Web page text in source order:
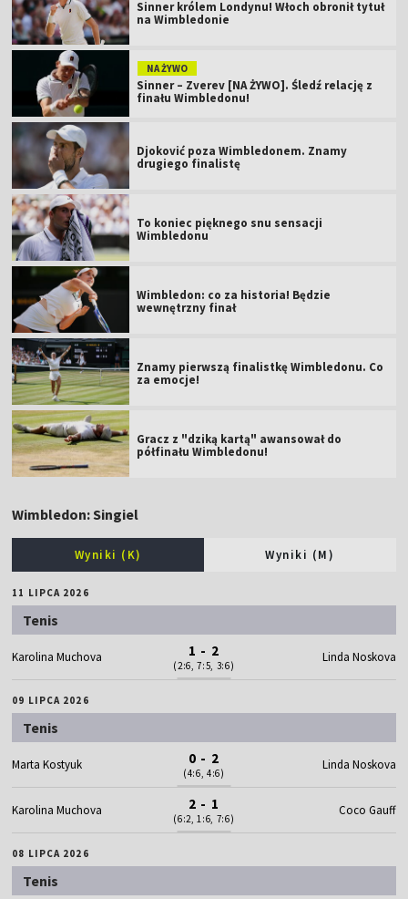
Sinner królem Londynu! Włoch obronił tytuł
na Wimbledonie
NA ŻYWO
Sinner – Zverev [NA ŻYWO]. Śledź relację z
finału Wimbledonu!
Djoković poza Wimbledonem. Znamy
drugiego finalistę
To koniec pięknego snu sensacji
Wimbledonu
Wimbledon: co za historia! Będzie
wewnętrzny finał
Znamy pierwszą finalistkę Wimbledonu. Co
za emocje!
Gracz z "dziką kartą" awansował do
półfinału Wimbledonu!
Wimbledon: Singiel
Wyniki (K) Wyniki (M)
11 LIPCA 2026
Tenis
Karolina Muchova 1 - 2
(2:6, 7:5, 3:6)
Linda Noskova
09 LIPCA 2026
Tenis
Marta Kostyuk 0 - 2
(4:6, 4:6)
Linda Noskova
Karolina Muchova 2 - 1
(6:2, 1:6, 7:6)
Coco Gauff
08 LIPCA 2026
Tenis